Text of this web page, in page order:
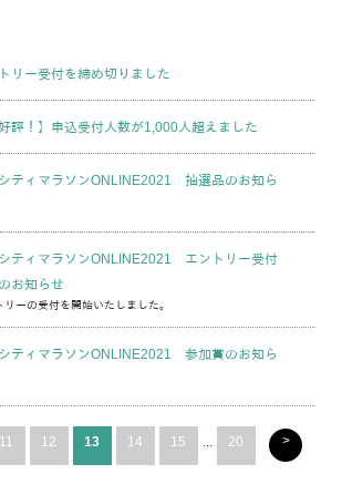
リー受付を締め切りました
好評！】申込受付人数が1,000人超えました
ティマラソンONLINE2021 抽選品のお知ら
ティマラソンONLINE2021 エントリー受付
お知らせ
リーの受付を開始いたしました。
ティマラソンONLINE2021 参加賞のお知ら
11 12 13 14 15 ... 20 >